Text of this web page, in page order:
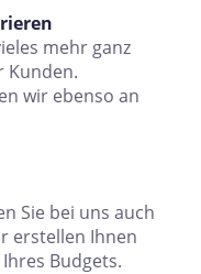
mehr ganz
Kunden.
wir ebenso an
Sie bei uns auch
erstellen Ihnen
Budgets.